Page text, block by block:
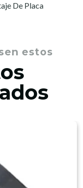
De Placa
estos